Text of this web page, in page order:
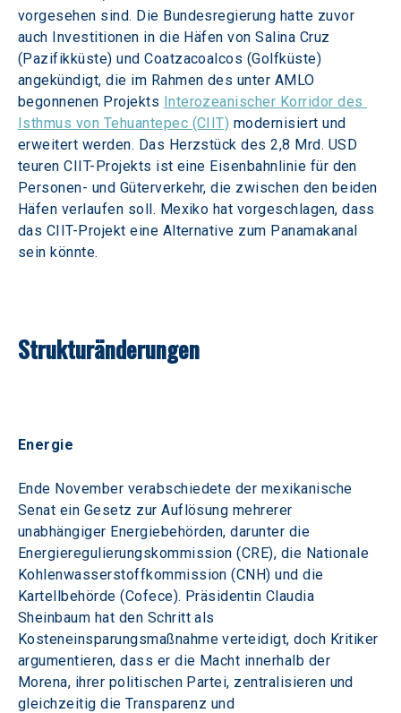
vorgesehen sind. Die Bundesregierung hatte zuvor
auch Investitionen in die Häfen von Salina Cruz
(Pazifikküste) und Coatzacoalcos (Golfküste)
angekündigt, die im Rahmen des unter AMLO
begonnenen Projekts Interozeanischer Korridor des
Isthmus von Tehuantepec (CIIT) modernisiert und
erweitert werden. Das Herzstück des 2,8 Mrd. USD
teuren CIIT-Projekts ist eine Eisenbahnlinie für den
Personen- und Güterverkehr, die zwischen den beiden
Häfen verlaufen soll. Mexiko hat vorgeschlagen, dass
das CIIT-Projekt eine Alternative zum Panamakanal
sein könnte.
Strukturänderungen
Energie
Ende November verabschiedete der mexikanische
Senat ein Gesetz zur Auflösung mehrerer
unabhängiger Energiebehörden, darunter die
Energieregulierungskommission (CRE), die Nationale
Kohlenwasserstoffkommission (CNH) und die
Kartellbehörde (Cofece). Präsidentin Claudia
Sheinbaum hat den Schritt als
Kosteneinsparungsmaßnahme verteidigt, doch Kritiker
argumentieren, dass er die Macht innerhalb der
Morena, ihrer politischen Partei, zentralisieren und
gleichzeitig die Transparenz und